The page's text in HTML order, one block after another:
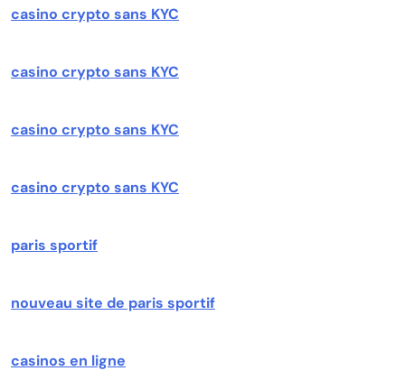
casino crypto sans KYC
casino crypto sans KYC
casino crypto sans KYC
casino crypto sans KYC
paris sportif
nouveau site de paris sportif
casinos en ligne